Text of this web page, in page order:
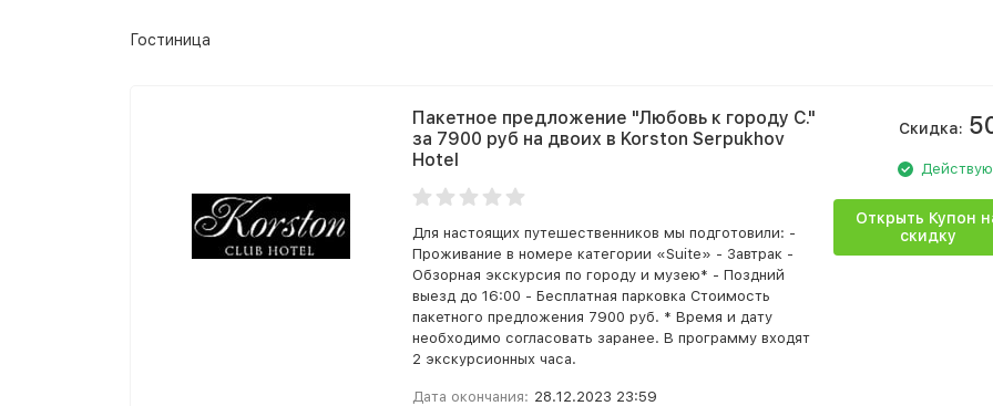
Гостиница
Пакетное предложение "Любовь к городу С."
за 7900 руб на двоих в Korston Serpukhov
Hotel
Для настоящих путешественников мы подготовили: -
Проживание в номере категории «Suite» - Завтрак -
Обзорная экскурсия по городу и музею* - Поздний
выезд до 16:00 - Бесплатная парковка Стоимость
пакетного предложения 7900 руб. * Время и дату
необходимо согласовать заранее. В программу входят
2 экскурсионных часа.
Дата окончания: 28.12.2023 23:59
Скидка:
Открыть Купон
скидку